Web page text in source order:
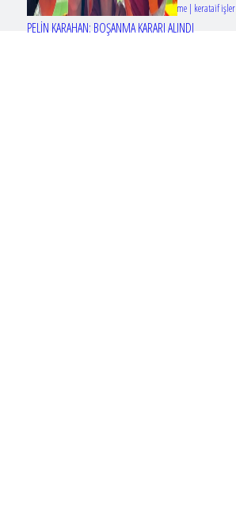
PELİN KARAHAN: BOŞANMA KARARI ALINDI
Tasarım & Geliştirme | kerataif işler